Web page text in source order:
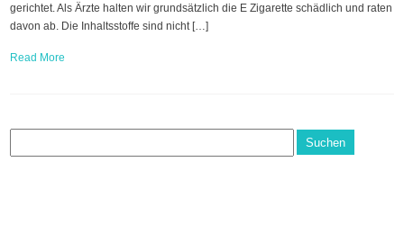
gerichtet. Als Ärzte halten wir grundsätzlich die E Zigarette schädlich und raten
davon ab. Die Inhaltsstoffe sind nicht […]
Read More